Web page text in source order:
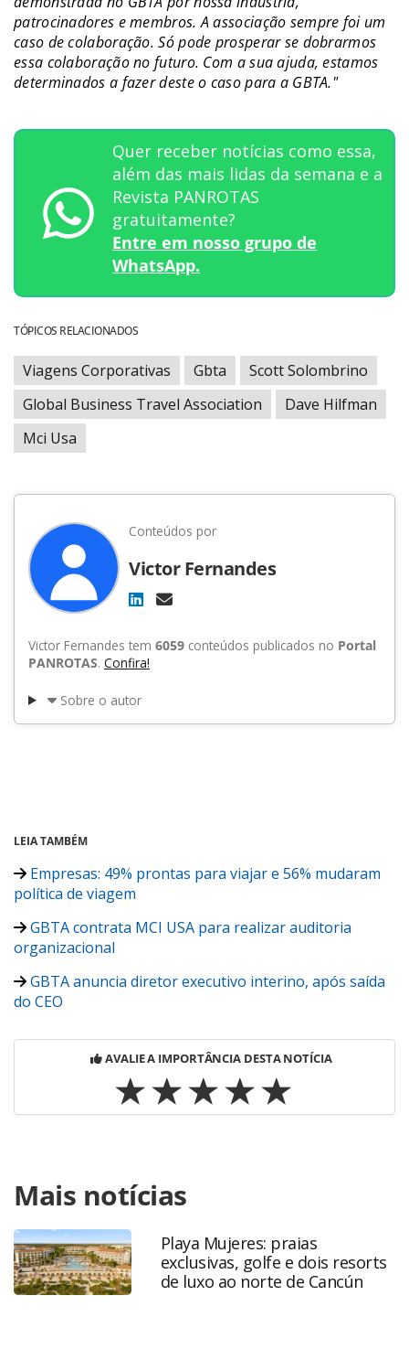
patrocinadores e membros. A associação sempre foi um
caso de colaboração. Só pode prosperar se dobrarmos
essa colaboração no futuro. Com a sua ajuda, estamos
determinados a fazer deste o caso para a GBTA."
Quer receber notícias como essa,
além das mais lidas da semana e a
Revista PANROTAS
gratuitamente?
Entre em nosso grupo de
WhatsApp.
TÓPICOS RELACIONADOS
Viagens Corporativas Gbta
Scott Solombrino
Global Business Travel Association
Dave Hilfman
Mci Usa
Conteúdos por
Victor Fernandes
Victor Fernandes tem 6059 conteúdos publicados no Portal
PANROTAS. Confira!
Sobre o autor
LEIA TAMBÉM
Empresas: 49% prontas para viajar e 56% mudaram
política de viagem
GBTA contrata MCI USA para realizar auditoria
organizacional
GBTA anuncia diretor executivo interino, após saída
do CEO
AVALIE A IMPORTÂNCIA DESTA NOTÍCIA
https://www.panrotas.com.br/viagens-
corporativas/mercado/2020/07/gbta-diz-estar-pronta-
apos-troca-de-lideranca-e-auditoria_175360.html ou as
ferramentas oferecidas na página. Todo o conteúdo
produzido pela PANROTAS Editora é protegido pela
legislação brasileira sobre direito autoral. Não reproduza o
Mais notícias
Playa Mujeres: praias
exclusivas, golfe e dois resorts
de luxo ao norte de Cancún